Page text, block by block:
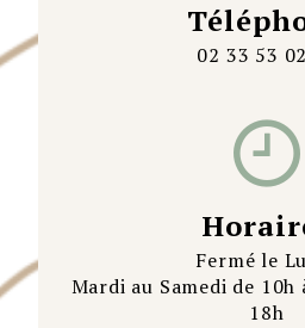
02 33 53
Fermé le
Mardi au Samedi de 10h
18h